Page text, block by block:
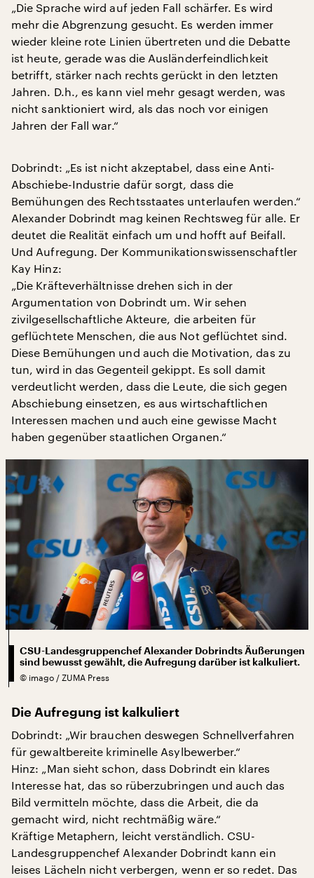
„Die Sprache wird auf jeden Fall schärfer. Es wird
mehr die Abgrenzung gesucht. Es werden immer
wieder kleine rote Linien übertreten und die Debatte
ist heute, gerade was die Ausländerfeindlichkeit
betrifft, stärker nach rechts gerückt in den letzten
Jahren. D.h., es kann viel mehr gesagt werden, was
nicht sanktioniert wird, als das noch vor einigen
Jahren der Fall war.“
Dobrindt: „Es ist nicht akzeptabel, dass eine Anti-
Abschiebe-Industrie dafür sorgt, dass die
Bemühungen des Rechtsstaates unterlaufen werden.“
Alexander Dobrindt mag keinen Rechtsweg für alle. Er
deutet die Realität einfach um und hofft auf Beifall.
Und Aufregung. Der Kommunikationswissenschaftler
Kay Hinz:
„Die Kräfteverhältnisse drehen sich in der
Argumentation von Dobrindt um. Wir sehen
zivilgesellschaftliche Akteure, die arbeiten für
geflüchtete Menschen, die aus Not geflüchtet sind.
Diese Bemühungen und auch die Motivation, das zu
tun, wird in das Gegenteil gekippt. Es soll damit
verdeutlicht werden, dass die Leute, die sich gegen
Abschiebung einsetzen, es aus wirtschaftlichen
Interessen machen und auch eine gewisse Macht
haben gegenüber staatlichen Organen.“
CSU-Landesgruppenchef Alexander Dobrindts Äußerungen
sind bewusst gewählt, die Aufregung darüber ist kalkuliert.
© imago / ZUMA Press
Die Aufregung ist kalkuliert
Dobrindt: „Wir brauchen deswegen Schnellverfahren
für gewaltbereite kriminelle Asylbewerber.“
Hinz: „Man sieht schon, dass Dobrindt ein klares
Interesse hat, das so rüberzubringen und auch das
Bild vermitteln möchte, dass die Arbeit, die da
gemacht wird, nicht rechtmäßig wäre.“
Kräftige Metaphern, leicht verständlich. CSU-
Landesgruppenchef Alexander Dobrindt kann ein
leises Lächeln nicht verbergen, wenn er so redet. Das